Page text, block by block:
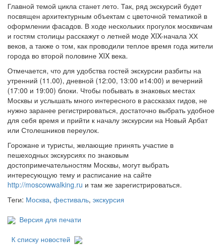
Главной темой цикла станет лето. Так, ряд экскурсий будет
посвящен архитектурным объектам с цветочной тематикой в
оформлении фасадов. В ходе нескольких прогулок москвичам
и гостям столицы расскажут о летней моде XIX-начала ХХ
веков, а также о том, как проводили теплое время года жители
города во второй половине XIX века.
Отмечается, что для удобства гостей экскурсии разбиты на
утренний (11.00), дневной (12:00, 13:00 и14:00) и вечерний
(17:00 и 19:00) блоки. Чтобы побывать в знаковых местах
Москвы и услышать много интересного в рассказах гидов, не
нужно заранее регистрироваться, достаточно выбрать удобное
для себя время и прийти к началу экскурсии на Новый Арбат
или Столешников переулок.
Горожане и туристы, желающие принять участие в
пешеходных экскурсиях по знаковым
достопримечательностям Москвы, могут выбрать
интересующую тему и расписание на сайте
http://moscowwalking.ru и там же зарегистрироваться.
Теги: Москва, фестиваль, экскурсия
Версия для печати
К списку новостей